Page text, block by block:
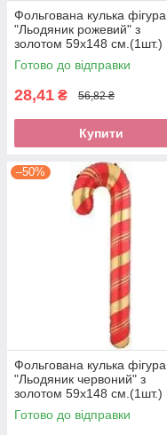
Фольгована кулька фігура
"Льодяник рожевий" з
золотом 59х148 см.(1шт.)
Готово до відправки
28,41 ₴ 56,82 ₴
Купити
–50%
Фольгована кулька фігура
"Льодяник червоний" з
золотом 59х148 см.(1шт.)
Готово до відправки